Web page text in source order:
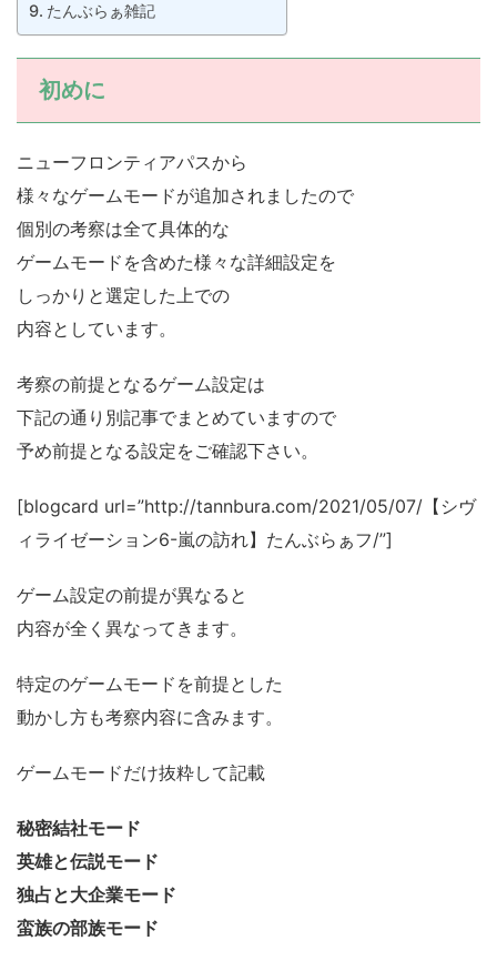
たんぶらぁ雑記
初めに
ニューフロンティアパスから
様々なゲームモードが追加されましたので
個別の考察は全て具体的な
ゲームモードを含めた様々な詳細設定を
しっかりと選定した上での
内容としています。
考察の前提となるゲーム設定は
下記の通り別記事でまとめていますので
予め前提となる設定をご確認下さい。
[blogcard url=”http://tannbura.com/2021/05/07/【シヴ
ィライゼーション6-嵐の訪れ】たんぶらぁフ/”]
ゲーム設定の前提が異なると
内容が全く異なってきます。
特定のゲームモードを前提とした
動かし方も考察内容に含みます。
ゲームモードだけ抜粋して記載
秘密結社モード
英雄と伝説モード
独占と大企業モード
蛮族の部族モード